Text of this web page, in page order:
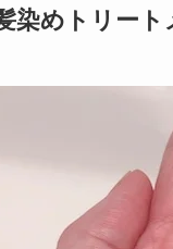
染めトリー